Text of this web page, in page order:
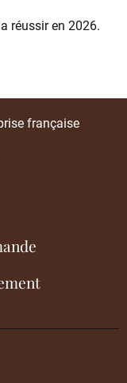
réussir en 2026.
française